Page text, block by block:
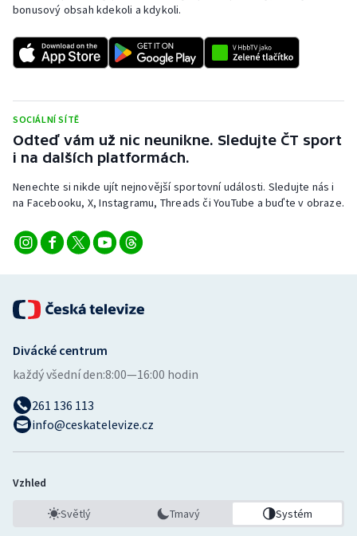
Short track
Stolní tenis
Triatlon
Veslování
Vodní slalom
Ostatní
bonusový obsah kdekoli a kdykoli.
SOCIÁLNÍ SÍTĚ
Odteď vám už nic neunikne. Sledujte ČT sport
i na dalších platformách.
Nenechte si nikde ujít nejnovější sportovní události. Sledujte nás i
na Facebooku, X, Instagramu, Threads či YouTube a buďte v obraze.
Divácké centrum
každý všední den:8:00—16:00 hodin
261 136 113
info@ceskatelevize.cz
Vzhled
Světlý Tmavý Systém